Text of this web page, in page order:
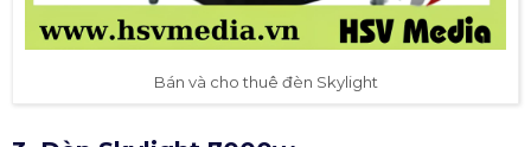
Bán và cho thuê đèn Skylight